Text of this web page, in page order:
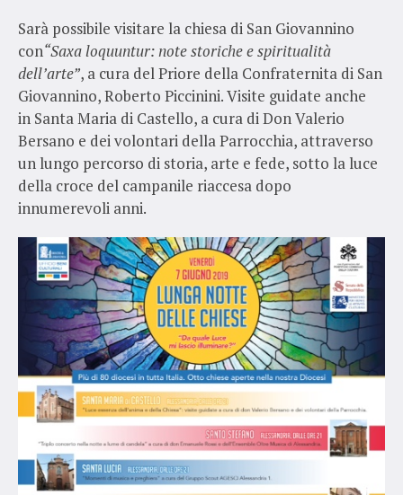
Sarà possibile visitare la chiesa di San Giovannino
con“Saxa loquuntur: note storiche e spiritualità
dell’arte”, a cura del Priore della Confraternita di San
Giovannino, Roberto Piccinini. Visite guidate anche
in Santa Maria di Castello, a cura di Don Valerio
Bersano e dei volontari della Parrocchia, attraverso
un lungo percorso di storia, arte e fede, sotto la luce
della croce del campanile riaccesa dopo
innumerevoli anni.